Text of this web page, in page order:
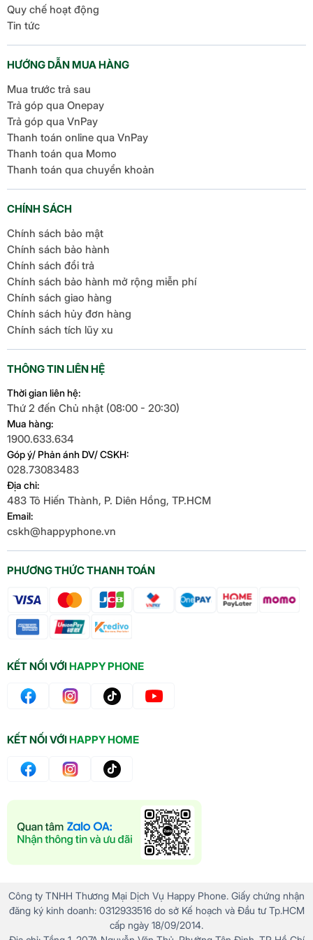
Camera luôn là điểm mạnh của dòng Pro Max, và
phiên bản 17 không làm người dùng thất vọng. Hệ
thống ba camera sau đều đạt độ phân giải 48MP:
camera chính với công nghệ Fusion Camera cho
ảnh chi tiết sắc nét và quay video 4K ở tốc độ
120fps; camera siêu rộng 48MP lý tưởng cho ảnh
phong cảnh hoặc nhóm người; camera telephoto
48MP hỗ trợ zoom quang học lên đến 8x (hoặc ít
xa.
Camera trước được nâng cấp lên 18MP, mang lại
chất lượng selfie và gọi video tốt hơn, với khả năng
giữ chi tiết cao khi chỉnh sửa hoặc zoom. Ngoài ra,
nút Camera Control mới ở cạnh trên cho phép điều
chỉnh nhanh các thông số chuyên nghiệp, kèm theo
ứng dụng Pro Camera độc quyền để tối ưu hóa trải
nghiệm chụp ảnh.
Pin lớn hơn, tản nhiệt tốt
hơn
Dung lượng pin của
5% so với thế hệ trước, đủ để duy trì hoạt động suốt
tản nhiệt buồng hơi mới giúp máy giữ nhiệt độ ổn
định, tránh tình trạng nóng máy khi chơi game lâu
hoặc quay video dài, từ đó nâng cao tuổi thọ pin và
hiệu suất tổng thể.
Quy chế hoạt động
Tin tức
HƯỚNG DẪN MUA HÀNG
Mua trước trả sau
Trả góp qua Onepay
Trả góp qua VnPay
Thanh toán online qua VnPay
Thanh toán qua Momo
Thanh toán qua chuyển khoản
PHƯƠNG THỨC THANH TOÁN
KẾT NỐI VỚIHAPPY PHONE
CHÍNH SÁCH
Chính sách bảo mật
Chính sách bảo hành
Chính sách đổi trả
Chính sách bảo hành mở rộng miễn phí
Chính sách giao hàng
Chính sách hủy đơn hàng
Chính sách tích lũy xu
THÔNG TIN LIÊN HỆ
Thời gian liên hệ:
Thứ 2 đến Chủ nhật (08:00 - 20:30)
Mua hàng:
1900.633.634
Góp ý/ Phản ánh DV/ CSKH:
028.73083483
Địa chỉ:
483 Tô Hiến Thành, P. Diên Hồng, TP.HCM
Email:
cskh@happyphone.vn
KẾT NỐI VỚIHAPPY HOME
Công ty TNHH Thương Mại Dịch Vụ Happy Phone. Giấy chứng nhận
đăng ký kinh doanh: 0312933516 do sở Kế hoạch và Đầu tư Tp.HCM
cấp ngày 18/09/2014.